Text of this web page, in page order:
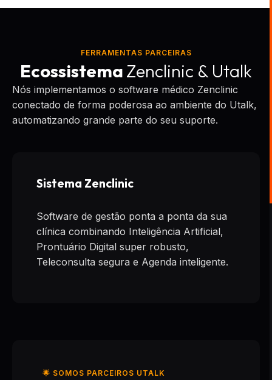
FERRAMENTAS PARCEIRAS
EcossistemaZenclinic & Utalk
Nós implementamos o software médico Zenclinic
conectado de forma poderosa ao ambiente do Utalk,
automatizando grande parte do seu suporte.
Sistema Zenclinic
Software de gestão ponta a ponta da sua
clínica combinando Inteligência Artificial,
Prontuário Digital super robusto,
Teleconsulta segura e Agenda inteligente.
🌟 SOMOS PARCEIROS UTALK